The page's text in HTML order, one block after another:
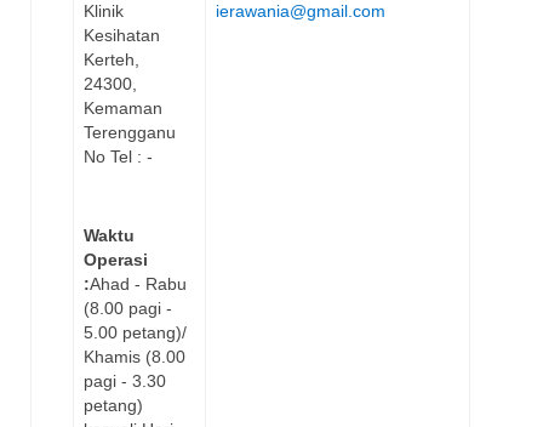
Klinik
Kesihatan
Kerteh,
24300,
Kemaman
Terengganu
No Tel : -
Waktu
Operasi
:Ahad - Rabu
(8.00 pagi -
5.00 petang)/
Khamis (8.00
pagi - 3.30
petang)
ierawania@gmail.com